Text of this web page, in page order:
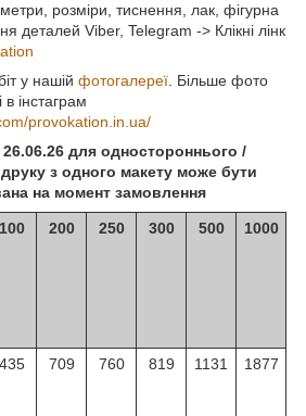
розміри, тиснення, лак, фігурна
деталей Viber, Telegram -> Клікні лінк
у нашій фотогалереї. Більше фото
в інстаграм
provokation.in.ua/
26.06.26 для одностороннього /
з одного макету може бути
на момент замовлення
100 200 250 300 500 1000
435 709 760 819 1131 1877